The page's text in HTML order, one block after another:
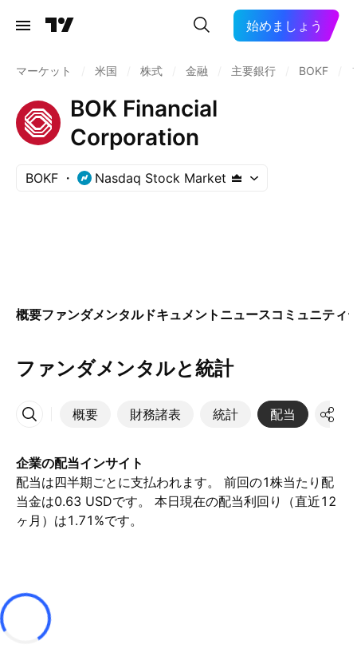
始めましょう
マーケット 米国 株式 金融 主要銀行 BOKF
BOK Financial
Corporation
BOKF Nasdaq Stock Market
概要ファンダメンタルドキュメント ニュースコミュニティ
ファンダメンタルと統計
概要 財務諸表 統計 配当 決算
その他
企業の配当インサイト
配当は四半期ごとに支払われます。 前回の1株当たり配
当金は0.63 USDです。 本日現在の配当利回り（直近12
ヶ月）は1.71%です。